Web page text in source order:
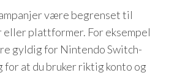
være begrenset til
eller plattformer. For eksempel
gyldig for Nintendo Switch-
for at du bruker riktig konto og